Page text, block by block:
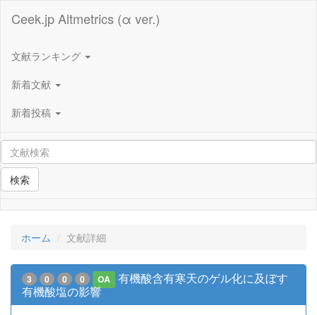
Ceek.jp Altmetrics (α ver.)
文献ランキング
新着文献
新着投稿
検索
ホーム 文献詳細
3 0 0 0 OA
有機酸含有寒天のゲル化に及ぼす
有機酸塩の影響